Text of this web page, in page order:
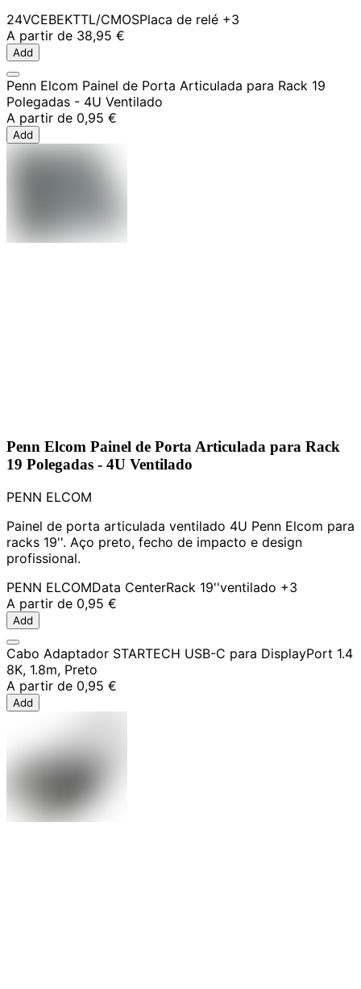
24VCEBEKTTL/CMOSPlaca de relé +3
A partir de 38,95 €
Add
Penn Elcom Painel de Porta Articulada para Rack 19
Polegadas - 4U Ventilado
A partir de 0,95 €
Add
Penn Elcom Painel de Porta Articulada para Rack
19 Polegadas - 4U Ventilado
PENN ELCOM
Painel de porta articulada ventilado 4U Penn Elcom para
racks 19''. Aço preto, fecho de impacto e design
profissional.
PENN ELCOMData CenterRack 19''ventilado +3
A partir de 0,95 €
Add
Cabo Adaptador STARTECH USB-C para DisplayPort 1.4
8K, 1.8m, Preto
A partir de 0,95 €
Add